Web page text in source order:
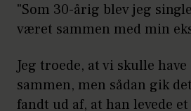
"Som 30-årig blev jeg
været sammen med min
Jeg troede, at vi skulle
sammen, men sådan gik
fandt ud af, at han levede